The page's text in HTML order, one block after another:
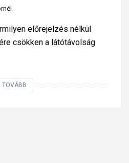
előrejelzés nélkül
csökken a látótávolság
TOVÁBB
d